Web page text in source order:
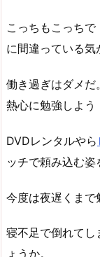
こっちもこっちで
に間違っている気
働き過ぎはダメだ
熱心に勉強しよ
DVDレンタルやら
ッチで頼み込む
今度は夜遅くまで
寝不足で倒れてし
ょうか。